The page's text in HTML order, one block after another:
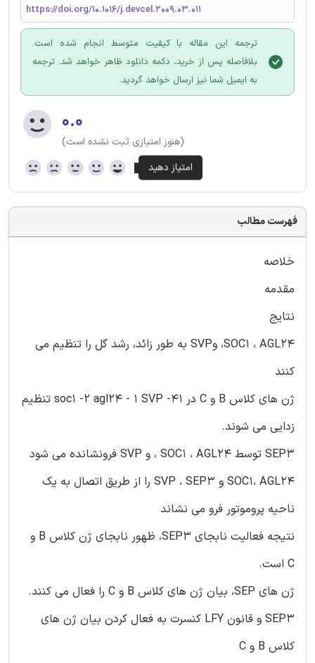
https://doi.org/10.1016/j.devcel.2009.03.011
ترجمه این مقاله با کیفیت متوسط انجام شده است.
بلافاصله پس از خرید، دکمه دانلود ظاهر خواهد شد. ترجمه
به ایمیل شما نیز ارسال خواهد گردید.
۰.۰
(هنوز امتیازی ثبت نشده است)
فهرست مطالب
خلاصه
مقدمه
نتایج
SOC1 ، AGL24، وSVP به طور زائد، رشد گل را تنظیم می
کنند
ژن های کلاس B و C در soc1 -2 agl24 - 1 SVP -41 تنظیم
زدایی می شوند.
SEP3 توسط SOC1 ، AGL24 ، و SVP فرونشانده می شود
SOC1، AGL24 و SVP ، SEP3 را از طریق اتصال به یک
ناحیه پروموتور فرو می نشاند
نتیجه فعالیت نابجای SEP3، ظهور نابجای ژن کلاس B و
C است.
ژن های SEP، بیان ژن های کلاس B و C را فعال می کنند.
SEP3 و قانون LFY کنسرت به فعال کردن بیان ژن های
کلاس B و C